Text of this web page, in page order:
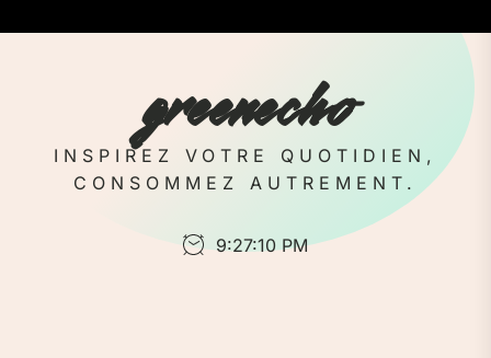
to
greenecho
INSPIREZ VOTRE QUOTIDIEN,
CONSOMMEZ AUTREMENT.
9:27:10 PM